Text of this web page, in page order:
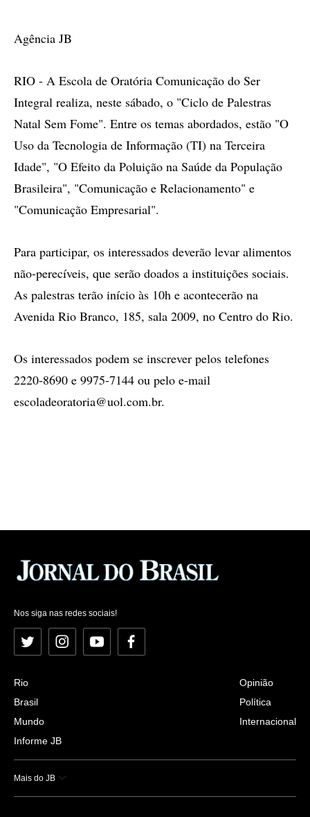
Agência JB
RIO - A Escola de Oratória Comunicação do Ser
Integral realiza, neste sábado, o "Ciclo de Palestras
Natal Sem Fome". Entre os temas abordados, estão "O
Uso da Tecnologia de Informação (TI) na Terceira
Idade", "O Efeito da Poluição na Saúde da População
Brasileira", "Comunicação e Relacionamento" e
"Comunicação Empresarial".
Para participar, os interessados deverão levar alimentos
não-perecíveis, que serão doados a instituições sociais.
As palestras terão início às 10h e acontecerão na
Avenida Rio Branco, 185, sala 2009, no Centro do Rio.
Os interessados podem se inscrever pelos telefones
2220-8690 e 9975-7144 ou pelo e-mail
escoladeoratoria@uol.com.br.
Nos siga nas redes sociais!
Twitter InstagramYouTubeFacebook
Rio
Brasil
Mundo
Informe JB
Opinião
Política
Internacional
Mais do JB
Esportes